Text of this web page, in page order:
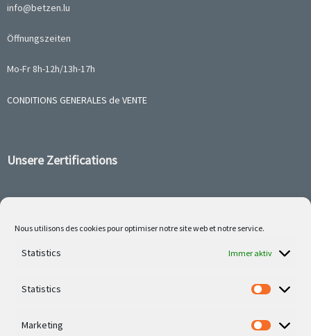
Nous utilisons des cookies pour optimiser notre site web et notre service.
Statistics Immer aktiv
Statistics
Marketing
info@betzen.lu
Öffnungszeiten
Mo-Fr 8h-12h/13h-17h
CONDITIONS GENERALES de VENTE
Unsere Zertifications
Follow us on social media